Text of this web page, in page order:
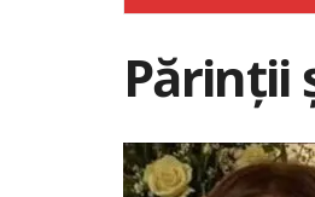
Părinții